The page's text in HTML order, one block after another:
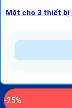
Mặt cho 3 thiết bị
-25%